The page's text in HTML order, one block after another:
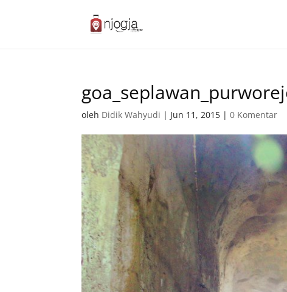
oleh Didik Wahyudi | Jun 11, 2015 |0 Komentar